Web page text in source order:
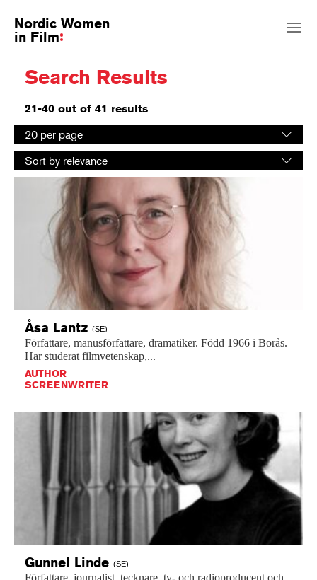
Nordic Women
in Film
Search Results
21-40 out of 41 results
Select
number
results
20 per page
Select
sorting
Sort by relevance
Åsa Lantz (SE)
Författare, manusförfattare, dramatiker. Född 1966 i Borås.
Har studerat filmvetenskap,...
AUTHOR
SCREENWRITER
Gunnel Linde (SE)
Författare, journalist, tecknare, tv- och radioproducent och